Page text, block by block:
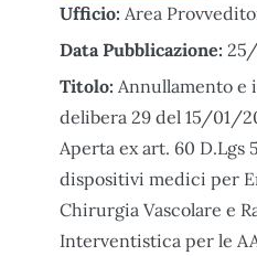
Ufficio: Area
Data Pubblicazione:
Titolo: Annullamento e
delibera 29 del 15/01/
Aperta ex art. 60 D.Lgs
dispositivi medici per
Chirurgia Vascolare e
Interventistica per le